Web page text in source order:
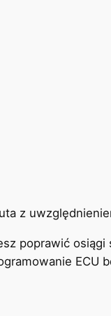
z
poprawić
ECU